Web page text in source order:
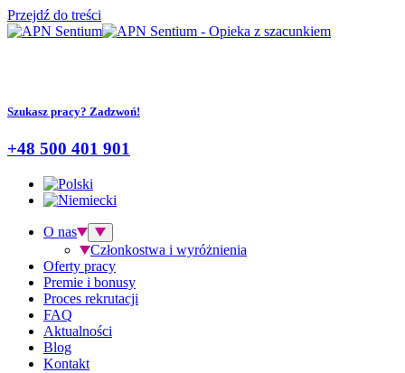
Przejdź do treści
Szukasz pracy? Zadzwoń!
+48 500 401 901
O nas
Członkostwa i wyróżnienia
Oferty pracy
Premie i bonusy
Proces rekrutacji
FAQ
Aktualności
Blog
Kontakt